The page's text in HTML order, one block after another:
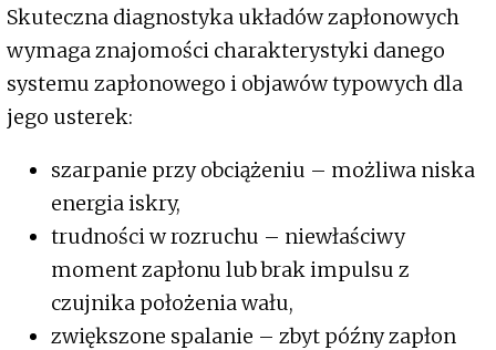
Skuteczna diagnostyka układów zapłonowych
wymaga znajomości charakterystyki danego
systemu zapłonowego i objawów typowych dla
jego usterek:
szarpanie przy obciążeniu – możliwa niska
energia iskry,
trudności w rozruchu – niewłaściwy
moment zapłonu lub brak impulsu z
czujnika położenia wału,
zwiększone spalanie – zbyt późny zapłon